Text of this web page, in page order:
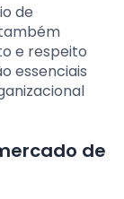
de
e respeito
essenciais
de